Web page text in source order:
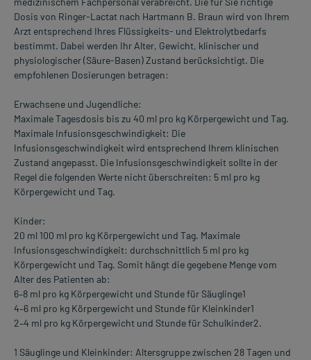
Dosis von Ringer-Lactat nach Hartmann B. Braun wird von Ihrem
Arzt entsprechend Ihres Flüssigkeits- und Elektrolytbedarfs
bestimmt. Dabei werden Ihr Alter, Gewicht, klinischer und
physiologischer (Säure-Basen) Zustand berücksichtigt. Die
empfohlenen Dosierungen betragen:
Erwachsene und Jugendliche:
Maximale Tagesdosis bis zu 40 ml pro kg Körpergewicht und Tag.
Maximale Infusionsgeschwindigkeit: Die
Infusionsgeschwindigkeit wird entsprechend Ihrem klinischen
Zustand angepasst. Die Infusionsgeschwindigkeit sollte in der
Regel die folgenden Werte nicht überschreiten: 5 ml pro kg
Körpergewicht und Tag.
Kinder:
20 ml 100 ml pro kg Körpergewicht und Tag. Maximale
Infusionsgeschwindigkeit: durchschnittlich 5 ml pro kg
Körpergewicht und Tag. Somit hängt die gegebene Menge vom
Alter des Patienten ab:
6–8 ml pro kg Körpergewicht und Stunde für Säuglinge1
4–6 ml pro kg Körpergewicht und Stunde für Kleinkinder1
2–4 ml pro kg Körpergewicht und Stunde für Schulkinder2.
1 Säuglinge und Kleinkinder: Altersgruppe zwischen 28 Tagen und